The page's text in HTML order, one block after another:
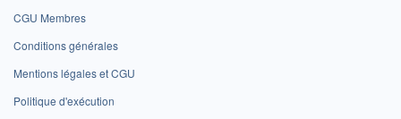
CGU Membres
Conditions générales
Mentions légales et CGU
Politique d'exécution